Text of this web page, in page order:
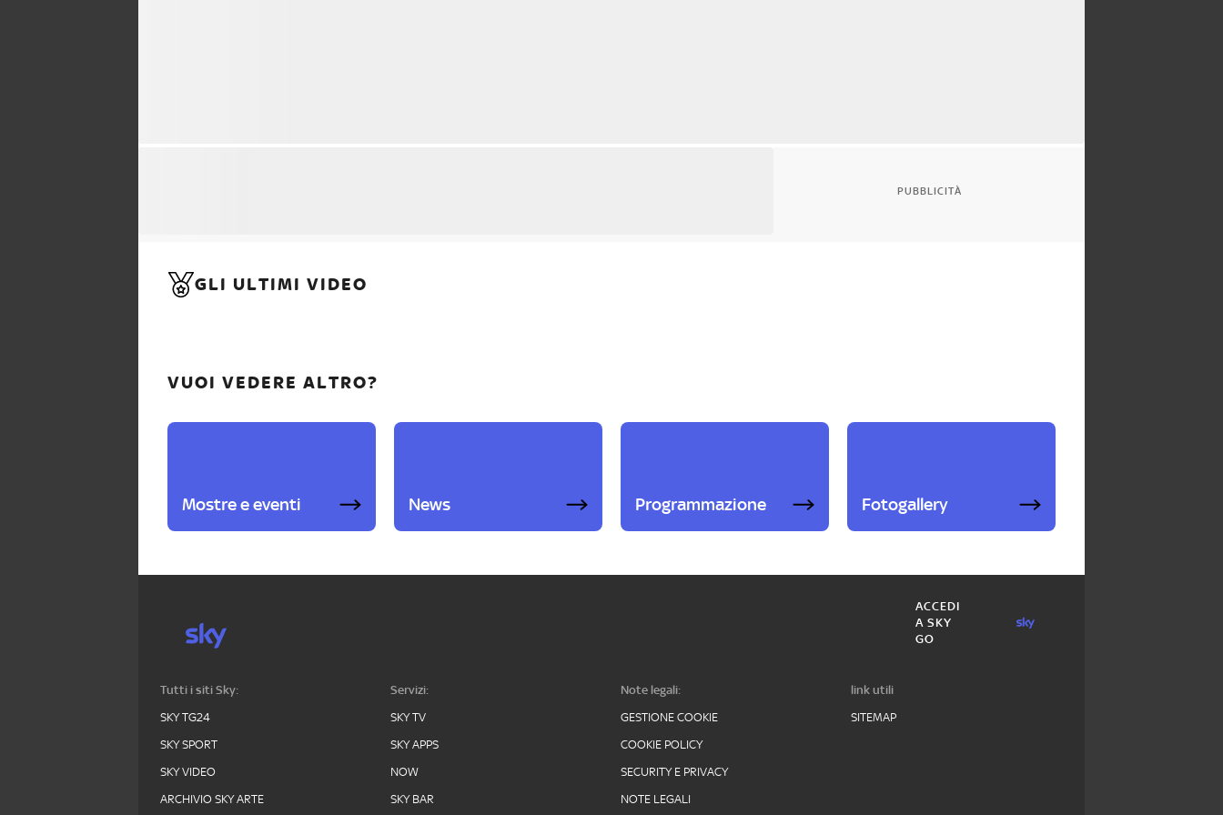
PUBBLICITÀ
GLI ULTIMI VIDEO
VUOI VEDERE ALTRO?
Mostre e eventi News Programmazione Fotogallery
ACCEDI
A SKY
GO
Tutti i siti Sky:
SKY TG24
SKY SPORT
SKY VIDEO
ARCHIVIO SKY ARTE
Servizi:
SKY TV
SKY APPS
NOW
SKY BAR
Note legali:
GESTIONE COOKIE
COOKIE POLICY
SECURITY E PRIVACY
NOTE LEGALI
link utili
SITEMAP